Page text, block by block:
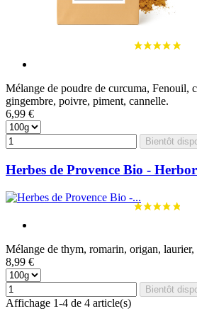
Mélange de poudre de curcuma, Fenouil,
gingembre, poivre, piment, cannelle.
6,99 €
Bientôt
Herbes de Provence Bio -
Mélange de thym, romarin, origan, laurier,
8,99 €
Bientôt
Affichage 1-4 de 4 article(s)